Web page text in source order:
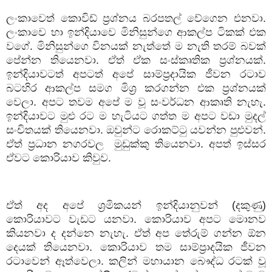
ලංකාවෙත් කොවිඩ් ප්‍රශ්නය බරපතල් වේගෙන එනවා.
ලංකාවෙ හා ඉන්දියාවෙ මිනිසුන්ගෙ ආකල්ප ටිකක් එක
වගේ. මිනිසුන්ගෙ විනයක් නැත්තේ ම නැති තරම් බවක්
පේන්න තියෙනවා. ඒත් ඒක සංස්කෘතික ප්‍රශ්නයක්.
ඉන්දියාවටත් අපටත් අපේ සාම්ප්‍රදායික ජීවන රටාව
බටහිර ආකල්ප සමග මිශ්‍ර කරගන්න එක ප්‍රශ්නයක්
වෙලා. අපට තවම අපේ ම වූ සංවර්ධන ආකෘති නැහැ.
ඉන්දියාවට මුළු රට ම හැටියට ගත්ත ම අපට වඩා මුදල්
සංචිතයක් තියෙනවා. ඔවුන්ට රොකට්ටු යවන්න පුළුවන්.
ඒත් ප්‍රධාන නගරවල
මුඩුක්කු තියෙනවා. අපත් ඉස්සර
ඒවට කොරියාව කිවුව.
ඒත් අද අපේ ශ්‍රමිකයන් ඉන්දියානුවන් (දකුණු)
කොරියාවට වැඩට යනවා. කොරියාව අපට මොනව
කියනවා ද දන්නෙ නැහැ. ඒත් අප තේරුම් ගන්න ඕන
දෙයක් තියෙනවා. කොරියාව තම සාම්ප්‍රාදයික ජීවන
රටාවෙන් ඈත්වෙලා. කලින් මහායාන බෞද්ධ රටක් වූ